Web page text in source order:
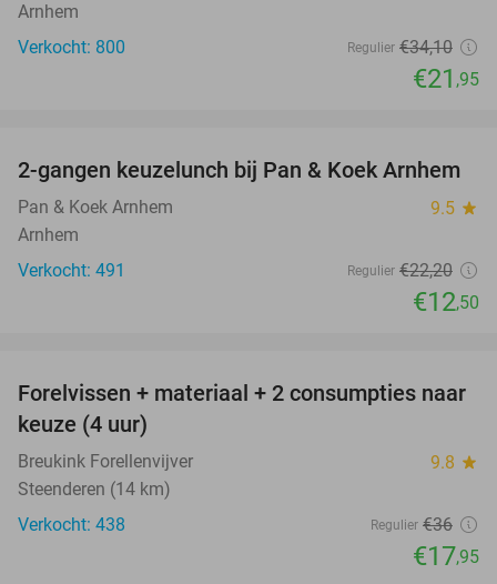
Arnhem
Verkocht: 800
Regulier €34,10
€21 ,95
44%
2-gangen keuzelunch bij Pan & Koek Arnhem
Pan & Koek Arnhem 9.5 star
Arnhem
Verkocht: 491
Regulier €22,20
€12,50
50%
Forelvissen + materiaal + 2 consumpties naar
keuze (4 uur)
Breukink Forellenvijver 9.8 star
Steenderen (14 km)
Verkocht: 438
Regulier €36
€17,95